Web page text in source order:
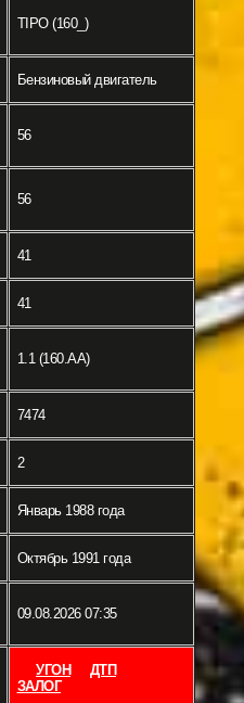
TIPO (160_)
Бензиновый двигатель
56
56
41
41
1.1 (160.AA)
7474
2
Январь 1988 года
Октябрь 1991 года
09.08.2026 07:35
УГОН
ДТП
ЗАЛОГ